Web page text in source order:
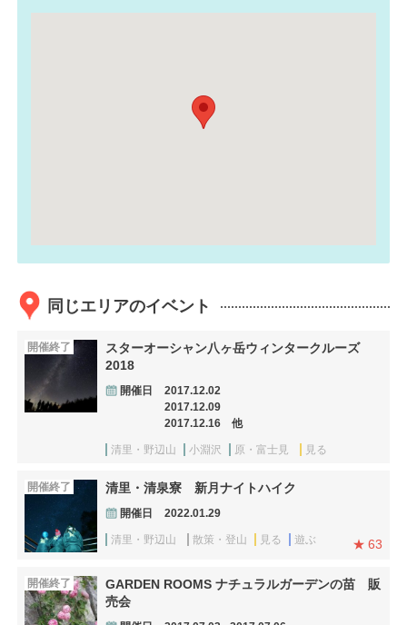
同じエリアのイベント
開催終了
スターオーシャン八ヶ岳ウィンタークルーズ
2018
開催日
2017.12.02
2017.12.09
2017.12.16 他
清里・野辺山 小淵沢 原・富士見 見る
開催終了 清里・清泉寮 新月ナイトハイク
開催日 2022.01.29
清里・野辺山 散策・登山 見る 遊ぶ 63
開催終了
GARDEN ROOMS ナチュラルガーデンの苗 販
売会